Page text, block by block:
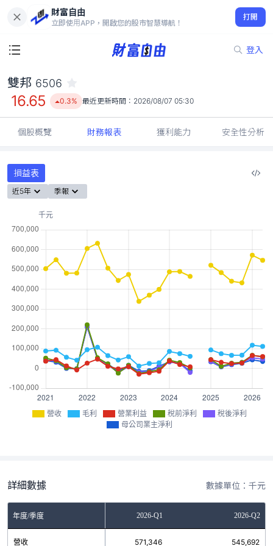
財富自由
立即使用APP，開啟您的股市智慧導航！
打開
登入
16.65
0.3%
雙邦 6506
16.65 0.3% 最近更新時間： 2026/08/07 05:30
個股概覽 財務報表 獲利能力 安全性分析
損益表
近5年 季報
營收 毛利 營業利益 稅前淨利
稅後淨利
母公司業主淨利
詳細數據 數據單位：千元
年度/季度2025-Q4 2026-Q1 2026-Q2
營收 571,346 545,692